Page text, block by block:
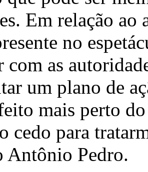
Em relação ao
no
com as
um plano de
mais perto
cedo para
Antônio Pedro.